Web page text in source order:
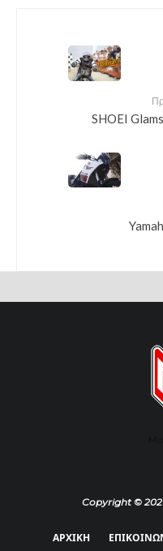
SHOEI
Copyright ©
ΑΡΧΙΚΗ